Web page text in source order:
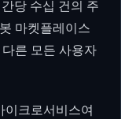
당 수십 건의 주
마켓플레이스
른 모든 사용자
이크로서비스여